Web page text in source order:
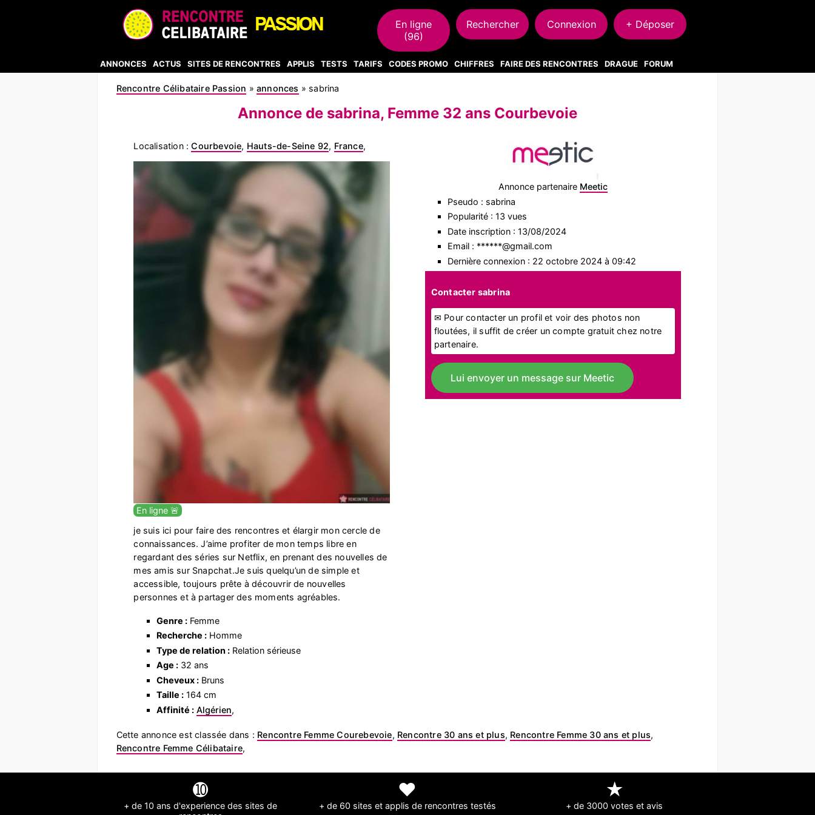
En ligne
(96)
Rechercher Connexion + Déposer
ANNONCES ACTUS SITES DE RENCONTRES APPLIS TESTS TARIFS CODES PROMO CHIFFRES FAIRE DES RENCONTRES DRAGUE FORUM
Rencontre Célibataire Passion »annonces » sabrina
Annonce de sabrina, Femme 32 ans Courbevoie
Localisation :Courbevoie, Hauts-de-Seine 92, France,
En ligne 🚨
je suis ici pour faire des rencontres et élargir mon cercle de
connaissances. J’aime profiter de mon temps libre en
regardant des séries sur Netflix, en prenant des nouvelles de
mes amis sur Snapchat.Je suis quelqu’un de simple et
accessible, toujours prête à découvrir de nouvelles
personnes et à partager des moments agréables.
Genre :Femme
Recherche :Homme
Type de relation :Relation sérieuse
Age :32 ans
Cheveux :Bruns
Taille :164 cm
Affinité : Algérien,
Annonce partenaire Meetic
Pseudo : sabrina
Popularité : 13 vues
Date inscription : 13/08/2024
Email : ******@gmail.com
Dernière connexion : 22 octobre 2024 à 09:42
Contacter sabrina
✉ Pour contacter un profil et voir des photos non
floutées, il suffit de créer un compte gratuit chez notre
partenaire.
Lui envoyer un message sur Meetic
Cette annonce est classée dans : Rencontre Femme Courebevoie, Rencontre 30 ans et plus, Rencontre Femme 30 ans et plus,
Rencontre Femme Célibataire,
➓
+ de 10 ans d'experience des sites de
❤
+ de 60 sites et applis de rencontres testés
★
+ de 3000 votes et avis